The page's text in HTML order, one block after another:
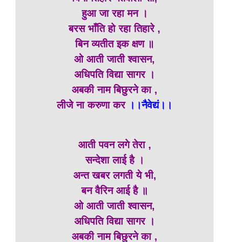
हुआ जा रहा मन ।
बरस भाँति हो रहा तिहारे ,
बिन व्यतीत इक क्षण ॥
ओ आती जाती श्वासन,
अधिपति विद्या सागर ।
अबकी नाम बिछुरने का ,
लीजे ना करुणा कर।।नैवेद्यं।।
आती पवन लगे तेरा ,
सन्देशा लाई है ।
अन्त खबर लगती ये भी,
बन वैरिन आई है ॥
ओ आती जाती श्वासन,
अधिपति विद्या सागर ।
अबकी नाम बिछुरने का ,